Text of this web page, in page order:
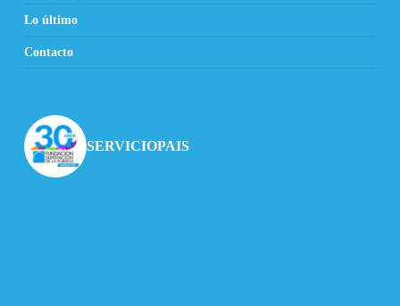
Lo último
Contacto
SERVICIOPAIS